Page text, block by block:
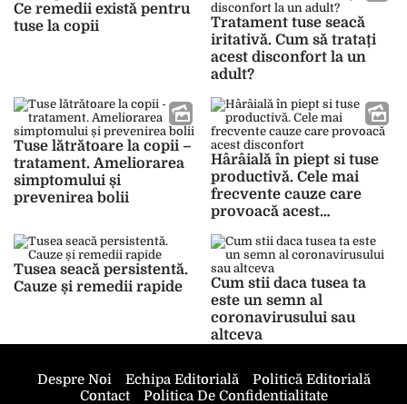
Ce remedii există pentru
tuse la copii
Tratament tuse seacă
iritativă. Cum să tratați
acest disconfort la un
adult?
Tuse lătrătoare la copii –
tratament. Ameliorarea
simptomului și
prevenirea bolii
Hârâială în piept si tuse
productivă. Cele mai
frecvente cauze care
provoacă acest
Tusea seacă persistentă.
Cauze și remedii rapide
Cum stii daca tusea ta
este un semn al
coronavirusului sau
altceva
Despre Noi Echipa Editorială
Politică Editorială
Contact
Politica De Confidentialitate